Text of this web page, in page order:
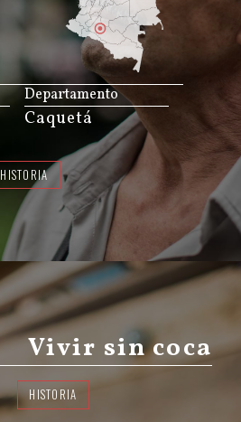
JS map by amCharts
Departamento
Caquetá
HISTORIA
Vivir sin coca
HISTORIA